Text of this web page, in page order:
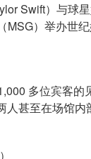
Swift）与球
MSG）举办世
多位宾客的
甚至在场馆内